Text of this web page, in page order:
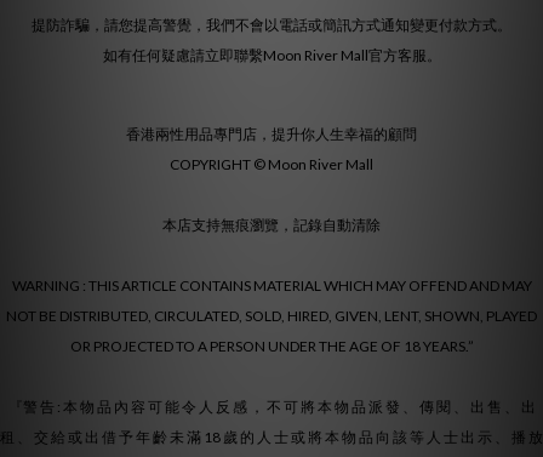
提防詐騙，請您提高警覺，我們不會以電話或簡訊方式通知變更付款方式。
如有任何疑慮請立即聯繫Moon River Mall官方客服。
香港兩性用品專門店，提升你人生幸福的顧問
COPYRIGHT © Moon River Mall
本店支持無痕瀏覽，記錄自動清除
WARNING : THIS ARTICLE CONTAINS MATERIAL WHICH MAY OFFEND AND MAY
NOT BE DISTRIBUTED, CIRCULATED, SOLD, HIRED, GIVEN, LENT, SHOWN, PLAYED
OR PROJECTED TO A PERSON UNDER THE AGE OF 18 YEARS.”
『警 告 : 本 物 品 內 容 可 能 令 人 反 感 ， 不 可 將 本 物 品 派 發 、 傳 閱 、 出 售 、 出
租 、 交 給 或 出 借 予 年 齡 未 滿 18 歲 的 人 士 或 將 本 物 品 向 該 等 人 士 出 示 、 播 放